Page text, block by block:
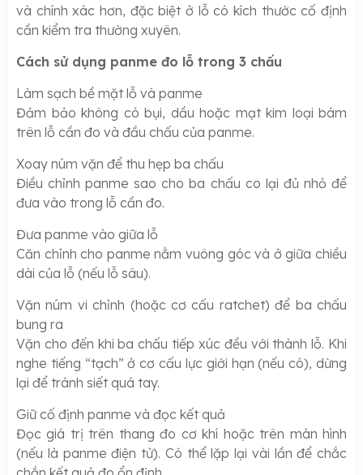
và chính xác hơn, đặc biệt ở lỗ có kích thước cố định
cần kiểm tra thường xuyên.
Cách sử dụng panme đo lỗ trong 3 chấu
Làm sạch bề mặt lỗ và panme
Đảm bảo không có bụi, dầu hoặc mạt kim loại bám
trên lỗ cần đo và đầu chấu của panme.
Xoay núm vặn để thu hẹp ba chấu
Điều chỉnh panme sao cho ba chấu co lại đủ nhỏ để
đưa vào trong lỗ cần đo.
Đưa panme vào giữa lỗ
Căn chỉnh cho panme nằm vuông góc và ở giữa chiều
dài của lỗ (nếu lỗ sâu).
Vặn núm vi chỉnh (hoặc cơ cấu ratchet) để ba chấu
bung ra
Vặn cho đến khi ba chấu tiếp xúc đều với thành lỗ. Khi
nghe tiếng “tạch” ở cơ cấu lực giới hạn (nếu có), dừng
lại để tránh siết quá tay.
Giữ cố định panme và đọc kết quả
Đọc giá trị trên thang đo cơ khí hoặc trên màn hình
(nếu là panme điện tử). Có thể lặp lại vài lần để chắc